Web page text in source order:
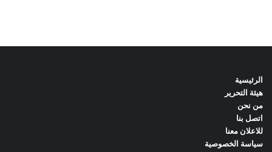
الرئيسية
هيئة التحرير
من نحن
اتصل بنا
للاعلان معنا
سياسة الخصوصية